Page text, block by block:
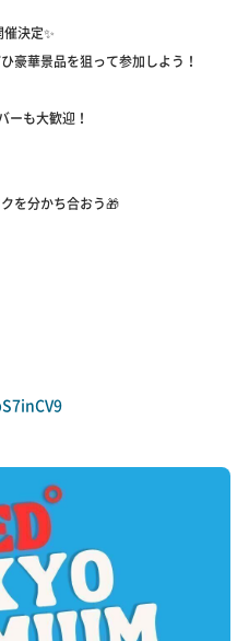
決定✨
豪華景品を狙って参加しよう！
ーも大歓迎！
を分かち合おう🎁